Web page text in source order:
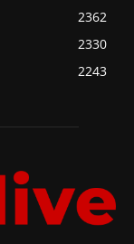
2362
2330
2243